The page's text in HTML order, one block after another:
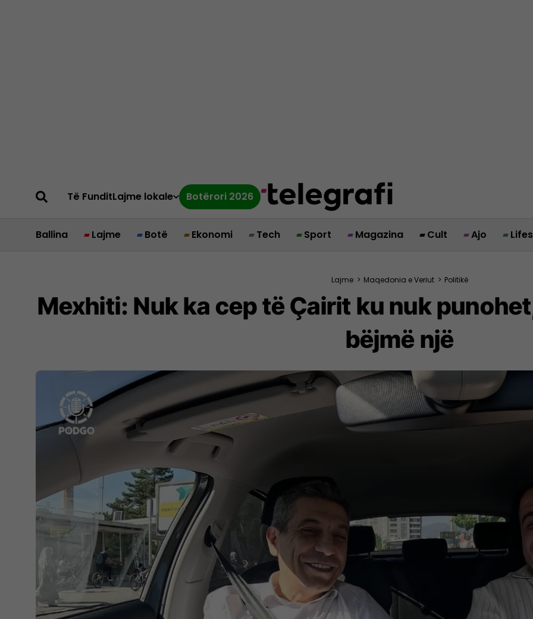
Të FunditLajme lokale Botërori 2026
Ballina Lajme Botë Ekonomi Tech Sport Magazina Cult Ajo
Lajme > Maqedonia e Veriut > Politikë
Mexhiti: Nuk ka cep të Çairit ku nuk
bëjmë një